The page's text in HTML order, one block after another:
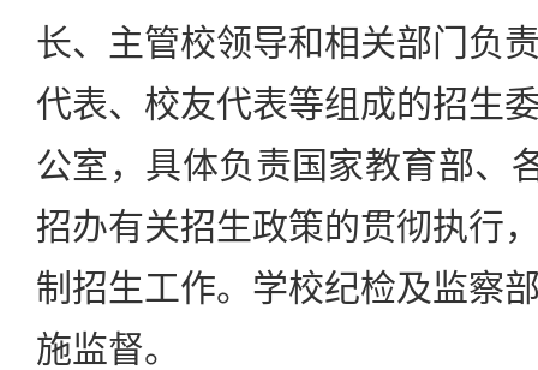
长、主管校领导和相关部门负
代表、校友代表等组成的招生
公室，具体负责国家教育部、
招办有关招生政策的贯彻执行
制招生工作。学校纪检及监察
施监督。